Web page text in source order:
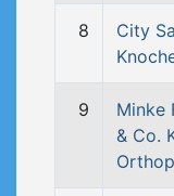
8
City
9
Minke
& Co.